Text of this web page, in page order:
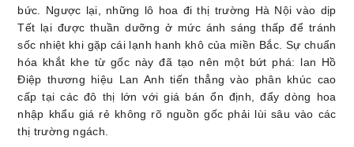
bức. Ngược lại, những lô hoa đi thị trường Hà Nội vào dịp
Tết lại được thuần dưỡng ở mức ánh sáng thấp để tránh
sốc nhiệt khi gặp cái lạnh hanh khô của miền Bắc. Sự chuẩn
hóa khắt khe từ gốc này đã tạo nên một bứt phá: lan Hồ
Điệp thương hiệu Lan Anh tiến thẳng vào phân khúc cao
cấp tại các đô thị lớn với giá bán ổn định, đẩy dòng hoa
nhập khẩu giá rẻ không rõ nguồn gốc phải lùi sâu vào các
thị trường ngách.